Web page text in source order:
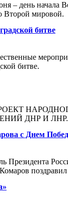
– день начала
Второй мировой.
битве
битве.
ДНР И ЛНР.
с Днем
Президента